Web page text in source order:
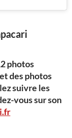
photos
des photos
suivre les
vous sur son